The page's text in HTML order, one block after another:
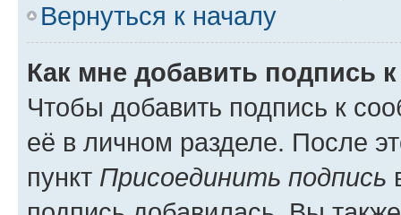
Вернуться к началу
Как мне добавить подпись
Чтобы добавить подпись к
её в личном разделе. После
пункт Присоединить подпись